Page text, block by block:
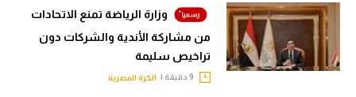
وزارة الرياضة تمنع الاتحادات
من مشاركة الأندية والشركات دون
تراخيص سليمة
الكرة المصرية